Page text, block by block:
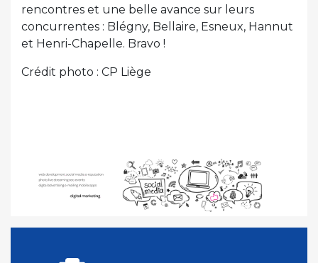
rencontres et une belle avance sur leurs
concurrentes : Blégny, Bellaire, Esneux, Hannut
et Henri-Chapelle. Bravo !
Crédit photo : CP Liège